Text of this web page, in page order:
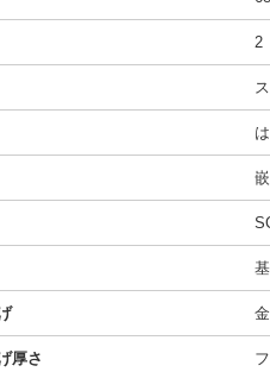
2
金
厚さ